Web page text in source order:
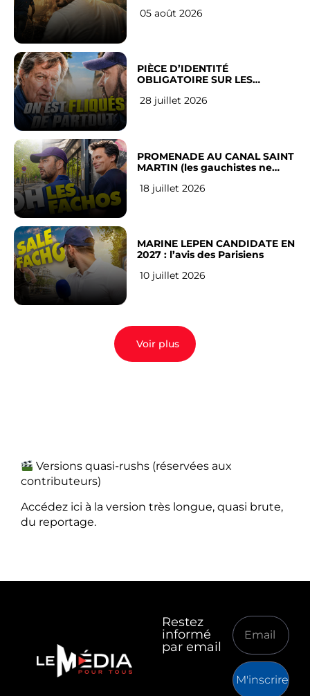
05 août 2026
PIÈCE D’IDENTITÉ
OBLIGATOIRE SUR LES
Français
28 juillet 2026
PROMENADE AU CANAL SAINT
MARTIN (les gauchistes ne
18 juillet 2026
MARINE LEPEN CANDIDATE EN
2027 : l’avis des Parisiens
10 juillet 2026
Voir plus
Versions quasi-rushs (réservées aux
contributeurs)
Accédez ici à la version très longue, quasi brute,
du reportage.
Restez
informé
par email
M'inscrire